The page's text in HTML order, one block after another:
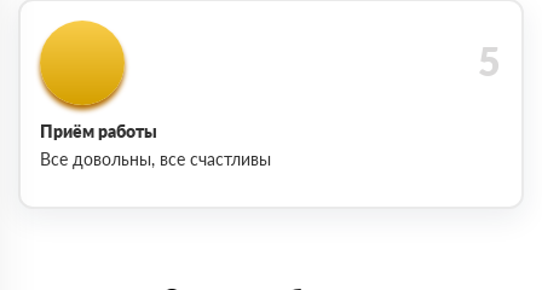
Приём работы
Все довольны, все счастливы